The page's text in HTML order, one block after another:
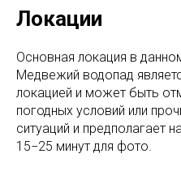
Локации
Основная локация в
Медвежий водопад
локацией и может быть
погодных условий или
ситуаций и предполагает
15−25 минут для фото.